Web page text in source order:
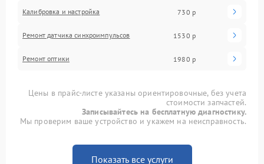
Калибровка и настройка 730 р
Ремонт датчика синхроимпульсов 1530 р
Ремонт оптики 1980 р
Цены в прайс-листе указаны ориентировочные, без учета
стоимости запчастей.
Записывайтесь на бесплатную диагностику.
Мы проверим ваше устройство и укажем на неисправность.
Показать все услуги